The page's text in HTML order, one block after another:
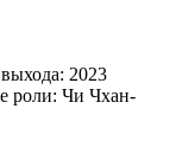
2023
роли: Чи Чхан-